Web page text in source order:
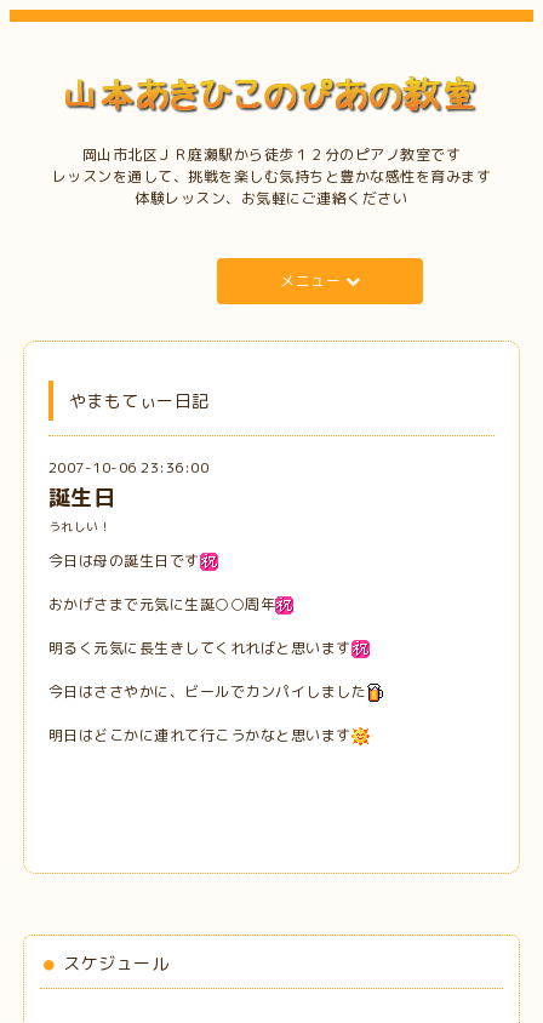
岡山市北区ＪＲ庭瀬駅から徒歩１２分のピアノ教室です
レッスンを通して、挑戦を楽しむ気持ちと豊かな感性を育みます
体験レッスン、お気軽にご連絡ください
メニュー
やまもてぃー日記
2007-10-06 23:36:00
誕生日
うれしい！
今日は母の誕生日です
おかげさまで元気に生誕○○周年
明るく元気に長生きしてくれればと思います
今日はささやかに、ビールでカンパイしました
明日はどこかに連れて行こうかなと思います
スケジュール